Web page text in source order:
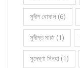
সুদীপ ঘোষাল (6)
সুদীপ্ত মাজি (1)
সুদেষ্ণা সিনহা (1)